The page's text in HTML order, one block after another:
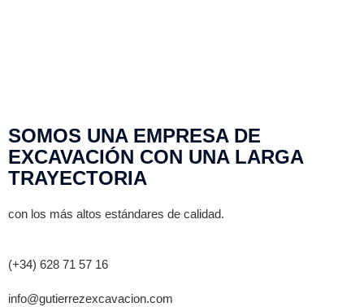
SOMOS UNA EMPRESA DE
EXCAVACIÓN CON UNA LARGA
TRAYECTORIA
con los más altos estándares de calidad.
(+34) 628 71 57 16
info@gutierrezexcavacion.com